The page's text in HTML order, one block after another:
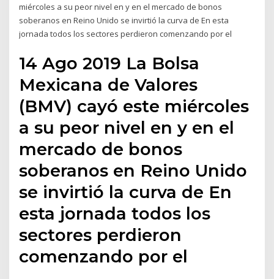
miércoles a su peor nivel en y en el mercado de bonos
soberanos en Reino Unido se invirtió la curva de En esta
jornada todos los sectores perdieron comenzando por el
14 Ago 2019 La Bolsa
Mexicana de Valores
(BMV) cayó este miércoles
a su peor nivel en y en el
mercado de bonos
soberanos en Reino Unido
se invirtió la curva de En
esta jornada todos los
sectores perdieron
comenzando por el